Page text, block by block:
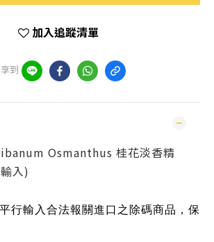
加入追蹤清單
到
Osmanthus 桂花淡香精
入)
行輸入合法報關進口之除碼商品，保